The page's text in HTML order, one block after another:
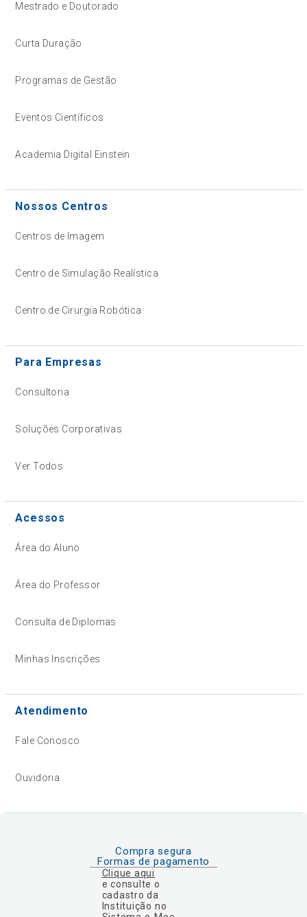
Mestrado e Doutorado
Curta Duração
Programas de Gestão
Eventos Científicos
Academia Digital Einstein
Nossos Centros
Centros de Imagem
Centro de Simulação Realística
Centro de Cirurgia Robótica
Para Empresas
Consultoria
Soluções Corporativas
Ver Todos
Acessos
Área do Aluno
Área do Professor
Consulta de Diplomas
Minhas Inscrições
Atendimento
Fale Conosco
Ouvidoria
Compra segura
Formas de pagamento
Clique aqui
e consulte o
cadastro da
Instituição no